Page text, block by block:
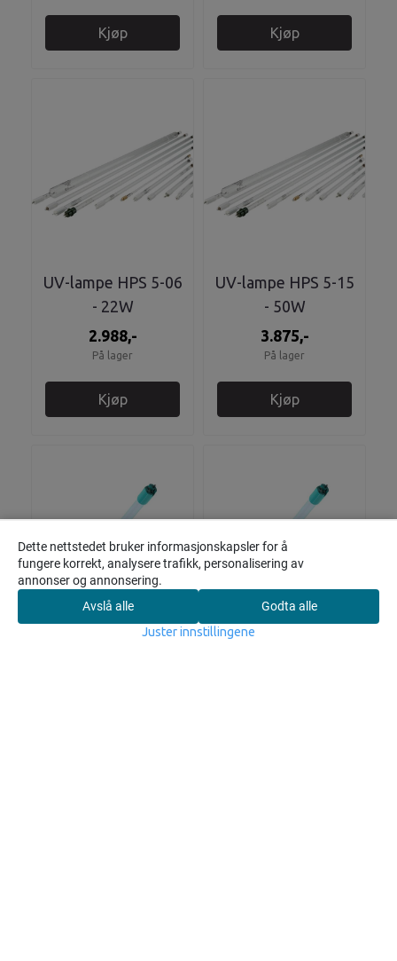
Søk
Kjøp Kjøp
UV-lampe HPS 5-06
- 22W
2.988,-
På lager
Kjøp
UV-lampe HPS 5-15
- 50W
3.875,-
På lager
Kjøp
Dette nettstedet bruker informasjonskapsler for å
fungere korrekt, analysere trafikk, personalisering av
annonser og annonsering.
Avslå alle
Godta alle
Juster innstillingene